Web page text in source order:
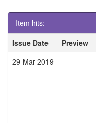
Item hits:
Issue Date
Preview
29-Mar-2019